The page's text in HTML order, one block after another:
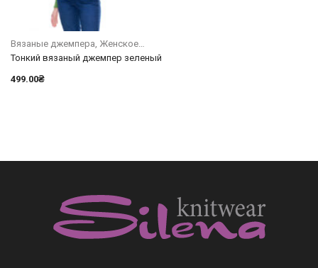
Вязаные джемпера Женское
Тонкий вязаный джемпер зеленый
499.00₴